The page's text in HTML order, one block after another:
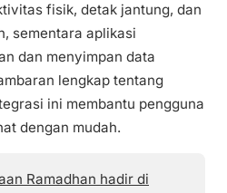
fisik, detak jantung, dan
sementara aplikasi
dan menyimpan data
lengkap tentang
ini membantu pengguna
dengan mudah.
Ramadhan hadir di